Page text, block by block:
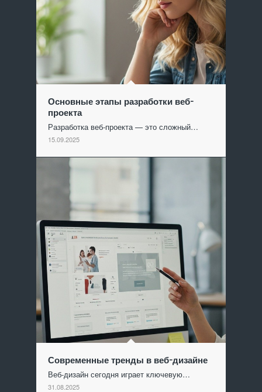
Основные этапы разработки веб-
проекта
Разработка веб-проекта — это сложный…
15.09.2025
Современные тренды в веб-дизайне
Веб-дизайн сегодня играет ключевую…
31.08.2025